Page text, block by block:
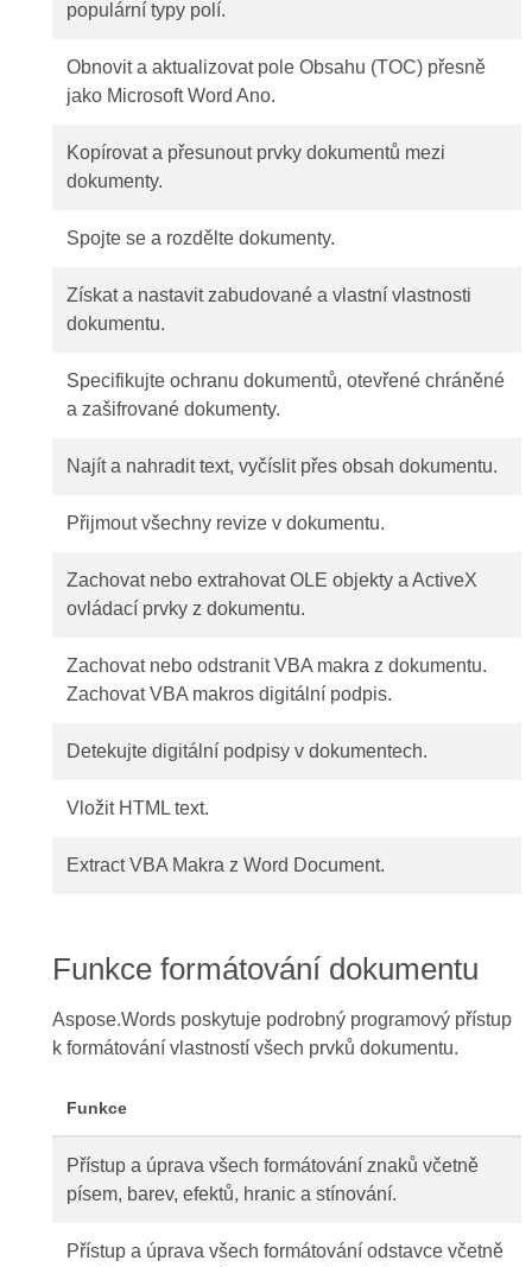
populární typy polí.
Obnovit a aktualizovat pole Obsahu (TOC) přesně
jako Microsoft Word Ano.
Kopírovat a přesunout prvky dokumentů mezi
dokumenty.
Spojte se a rozdělte dokumenty.
Získat a nastavit zabudované a vlastní vlastnosti
dokumentu.
Specifikujte ochranu dokumentů, otevřené chráněné
a zašifrované dokumenty.
Najít a nahradit text, vyčíslit přes obsah dokumentu.
Přijmout všechny revize v dokumentu.
Zachovat nebo extrahovat OLE objekty a ActiveX
ovládací prvky z dokumentu.
Zachovat nebo odstranit VBA makra z dokumentu.
Zachovat VBA makros digitální podpis.
Detekujte digitální podpisy v dokumentech.
Vložit HTML text.
Extract VBA Makra z Word Document.
Funkce formátování dokumentu
Aspose.Words poskytuje podrobný programový přístup
k formátování vlastností všech prvků dokumentu.
Funkce
Přístup a úprava všech formátování znaků včetně
písem, barev, efektů, hranic a stínování.
Přístup a úprava všech formátování odstavce včetně